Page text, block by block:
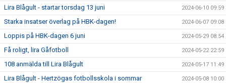
Lira Blågult - startar torsdag 13 juni 2024-06-10 09:59
Starka insatser överlag på HBK-dagen! 2024-06-07 09:08
Loppis på HBK-dagen 6 juni 2024-05-29 08:54
Få roligt, lira Gåfotboll 2024-05-22 22:59
108 anmälda till Lira Blågult 2024-05-17 11:49
Lira Blågult - Hertzögas fotbollsskola i sommar 2024-05-08 10:00